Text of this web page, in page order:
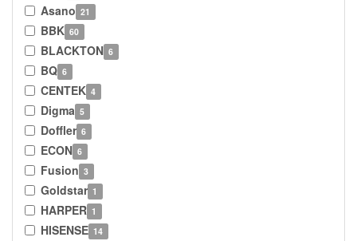
Asano 21
BBK 60
BLACKTON 6
BQ 6
CENTEK 4
Digma 5
Doffler 6
ECON 6
Fusion 3
Goldstar 1
HARPER 1
HISENSE 14